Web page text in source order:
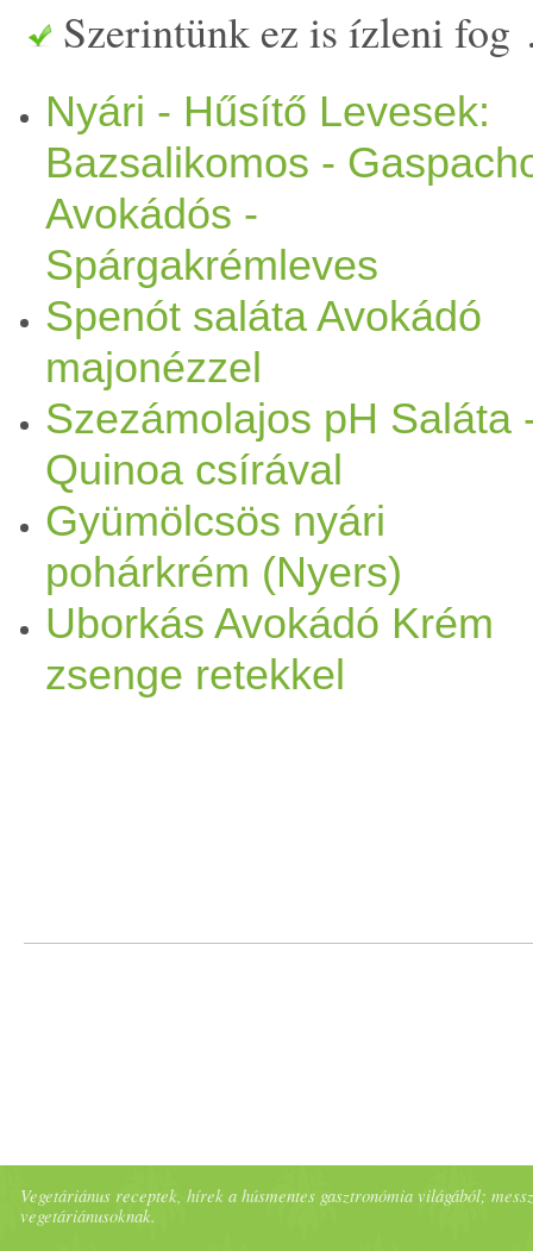
lehéjazott kígyóuborka 1
tejszín valamilyen
bazsalikom,kakukkfű,
evőkanálnyihidegen
kivéve azolajat) alaposan
csorgatjuk az
Szerintünk ez is ízleni
Nyári - Hűsítő Levesek:
Bazsalikomos -
Avokádós -
Spárgakrémleves
Spenót saláta Avokádó
majonézzel
Szezámolajos pH Saláta
Quinoa csírával
Gyümölcsös nyári
pohárkrém (Nyers)
Uborkás Avokádó Krém
zsenge retekkel
Vegetáriánus receptek, hírek a húsmentes gasztronómia világából;
vegetáriánusoknak.